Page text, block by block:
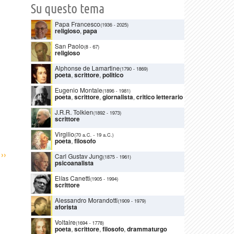
››
Su questo tema
Papa Francesco(1936 - 2025)
religioso, papa
San Paolo(8 - 67)
religioso
Alphonse de Lamartine(1790 - 1869)
poeta, scrittore, politico
Eugenio Montale(1896 - 1981)
poeta, scrittore, giornalista, critico letterario
J.R.R. Tolkien(1892 - 1973)
scrittore
Virgilio(70 a.C. - 19 a.C.)
poeta, filosofo
Carl Gustav Jung(1875 - 1961)
psicoanalista
Elías Canetti(1905 - 1994)
scrittore
Alessandro Morandotti(1909 - 1979)
aforista
Voltaire(1694 - 1778)
poeta, scrittore, filosofo, drammaturgo